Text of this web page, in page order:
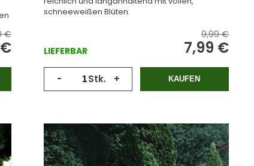
€
schneeweißen Blüten.
LIEFERBAR
9,99 €
7,99 €
- Stk. + KAUFEN